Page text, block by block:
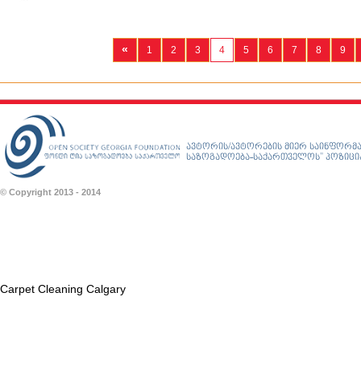
« 1 2 3 4 5 6 7 8 9
ავტორის/ავტორების მიერ
საზოგადოება-საქართველოს”
© Copyright 2013 - 2014
Carpet Cleaning Calgary